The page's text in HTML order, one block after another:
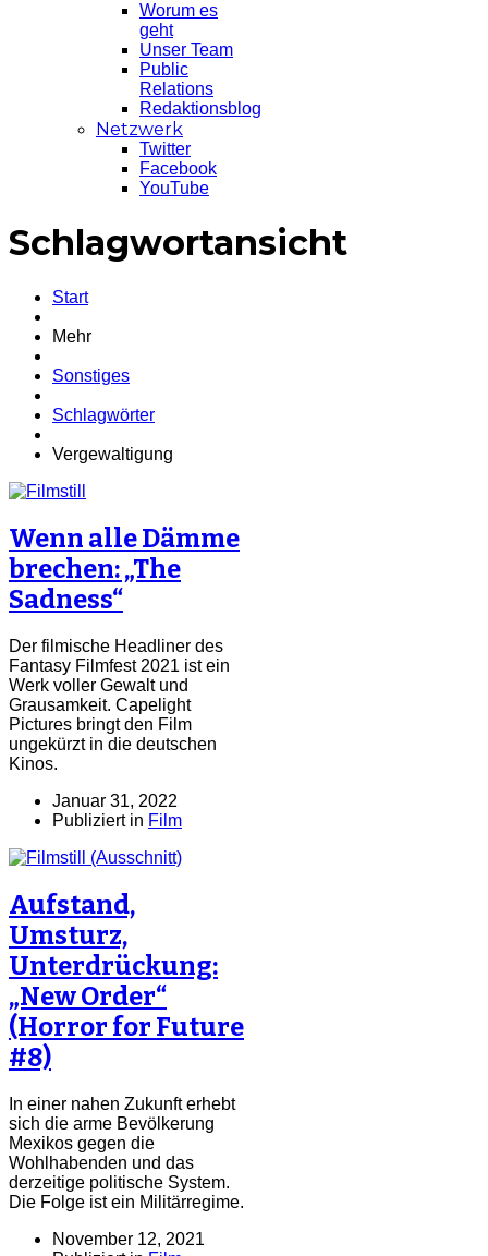
Worum es
geht
Unser Team
Public
Relations
Redaktionsblog
Netzwerk
Twitter
Facebook
YouTube
Schlagwortansicht
Start
Mehr
Sonstiges
Schlagwörter
Vergewaltigung
Wenn alle Dämme
brechen: „The
Sadness“
Der filmische Headliner des
Fantasy Filmfest 2021 ist ein
Werk voller Gewalt und
Grausamkeit. Capelight
Pictures bringt den Film
ungekürzt in die deutschen
Kinos.
Januar 31, 2022
Publiziert in Film
Aufstand,
Umsturz,
Unterdrückung:
„New Order“
(Horror for Future
#8)
In einer nahen Zukunft erhebt
sich die arme Bevölkerung
Mexikos gegen die
Wohlhabenden und das
derzeitige politische System.
Die Folge ist ein Militärregime.
November 12, 2021